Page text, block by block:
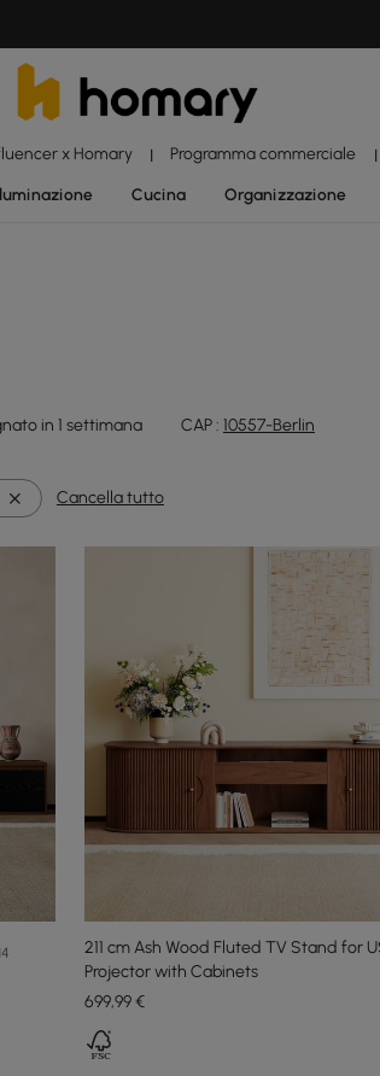
x Homary | Programma commerciale |
Cucina Organizzazione
in 1 settimana CAP : 10557-Berlin
Cancella tutto
211 cm Ash Wood Fluted TV Stand for
Projector with Cabinets
699,99€